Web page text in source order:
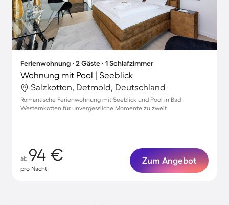
Ferienwohnung ∙ 2 Gäste ∙ 1 Schlafzimmer
Wohnung mit Pool | Seeblick
Salzkotten, Detmold, Deutschland
Romantische Ferienwohnung mit Seeblick und Pool in Bad
Westernkotten für unvergessliche Momente zu zweit
ab 94 €
pro Nacht
Zum Angebot